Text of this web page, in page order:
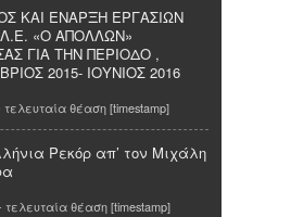
ΚΑΙ ΕΝΑΡΞΗ ΕΡΓΑΣΙΩΝ
«Ο ΑΠΟΛΛΩΝ»
ΓΙΑ ΤΗΝ ΠΕΡΙΟΔΟ ,
2015- ΙΟΥΝΙΟΣ 2016
τελευταία θέαση [timestamp]
Ρεκόρ απ’ τον Μιχάλη
τελευταία θέαση [timestamp]